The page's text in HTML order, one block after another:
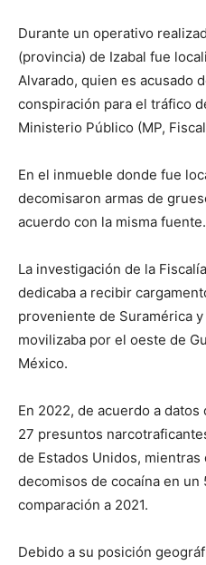
Durante un operativo
(provincia) de Izabal fue
Alvarado, quien es acusado
conspiración para el tráfico
Ministerio Público (MP,
En el inmueble donde fue
decomisaron armas de
acuerdo con la misma fuente.
La investigación de la
dedicaba a recibir
proveniente de Suramérica
movilizaba por el oeste de
México.
En 2022, de acuerdo a
27 presuntos
de Estados Unidos,
decomisos de cocaína en un
comparación a 2021.
Debido a su posición